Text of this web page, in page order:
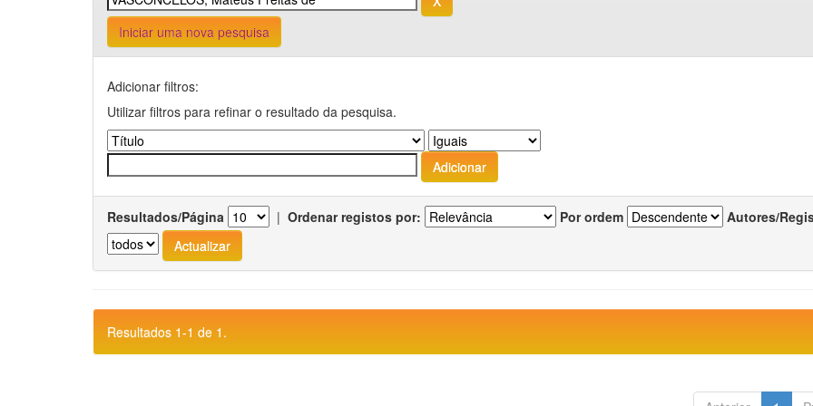
Iniciar uma nova pesquisa
Adicionar filtros:
Utilizar filtros para refinar o resultado da pesquisa.
Resultados/Página | Ordenar registos por: Por ordem Autores/
Resultados 1-1 de 1.